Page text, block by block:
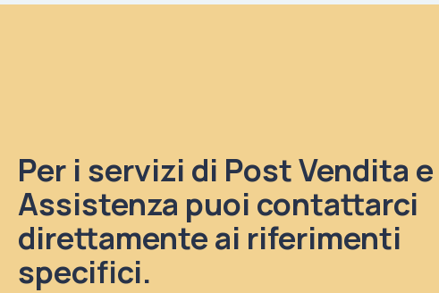
Per i servizi di Post Vendita e
Assistenza puoi contattarci
direttamente ai riferimenti
specifici.